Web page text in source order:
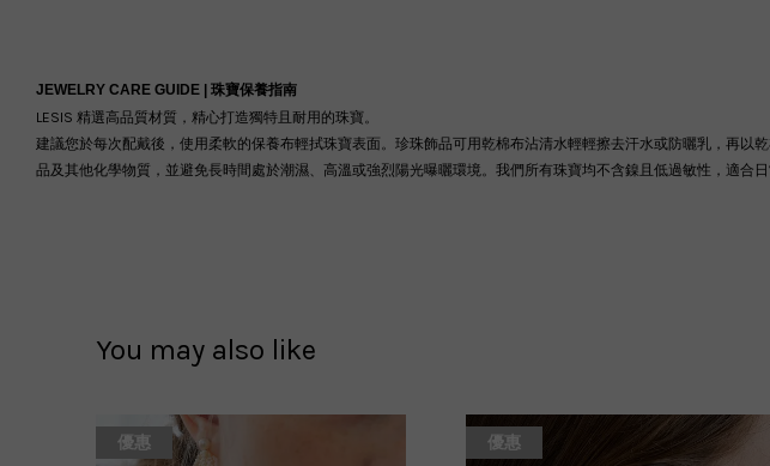
JEWELRY CARE GUIDE | 珠寶保養指南
LESIS 精選高品質材質，精心打造獨特且耐用的珠寶。
建議您於每次配戴後，使用柔軟的保養布輕拭珠寶表面。珍珠飾品可用乾棉布沾清水輕輕擦去汗水或防曬乳，再以乾
品及其他化學物質，並避免長時間處於潮濕、高溫或強烈陽光曝曬環境。我們所有珠寶均不含鎳且低過敏性，適合日
You may also like
優惠 優惠